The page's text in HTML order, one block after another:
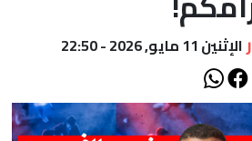
الصحراء
الإثنين 11 مايو, 2026 - 22:50